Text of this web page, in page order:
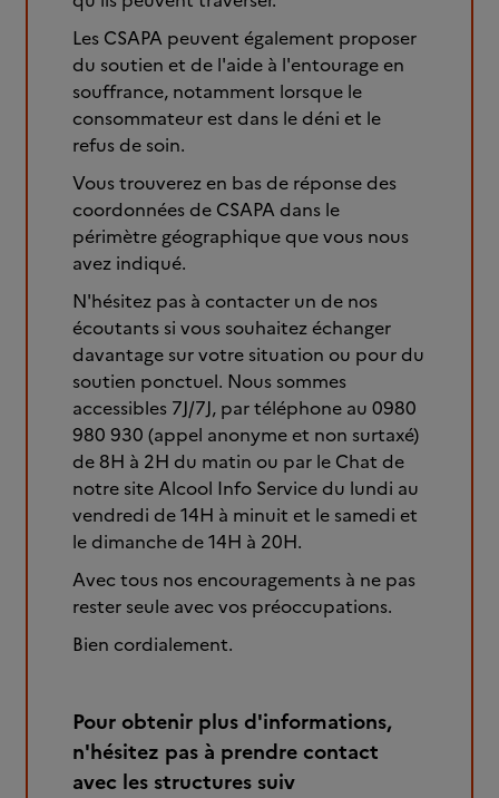
Les CSAPA peuvent également proposer
du soutien et de l'aide à l'entourage en
souffrance, notamment lorsque le
consommateur est dans le déni et le
refus de soin.
Vous trouverez en bas de réponse des
coordonnées de CSAPA dans le
périmètre géographique que vous nous
avez indiqué.
N'hésitez pas à contacter un de nos
écoutants si vous souhaitez échanger
davantage sur votre situation ou pour du
soutien ponctuel. Nous sommes
accessibles 7J/7J, par téléphone au 0980
980 930 (appel anonyme et non surtaxé)
de 8H à 2H du matin ou par le Chat de
notre site Alcool Info Service du lundi au
vendredi de 14H à minuit et le samedi et
le dimanche de 14H à 20H.
Avec tous nos encouragements à ne pas
rester seule avec vos préoccupations.
Bien cordialement.
Pour obtenir plus d'informations,
n'hésitez pas à prendre contact
avec les structures suiv